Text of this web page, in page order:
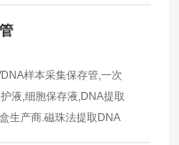
样本采集保存管,一次
液,细胞保存液,DNA提取
生产商.磁珠法提取DNA